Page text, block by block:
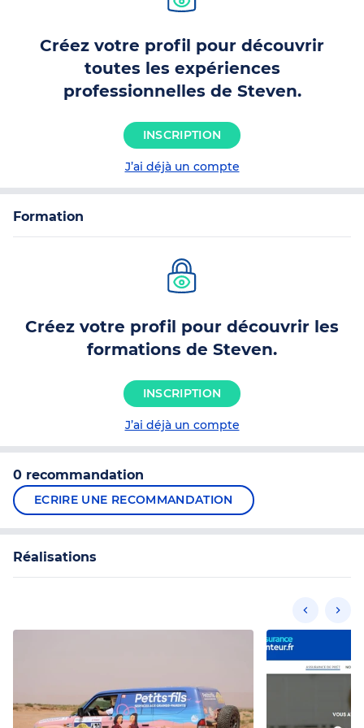
Créez votre profil pour découvrir
toutes les expériences
professionnelles de Steven.
INSCRIPTION
J’ai déjà un compte
Formation
Créez votre profil pour découvrir les
formations de Steven.
INSCRIPTION
J’ai déjà un compte
0 recommandation
ECRIRE UNE RECOMMANDATION
Réalisations